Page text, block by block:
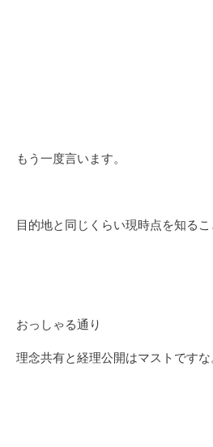
もう一度言います。
目的地と同じくらい現時点を知るこ
おっしゃる通り
理念共有と経理公開はマストですな